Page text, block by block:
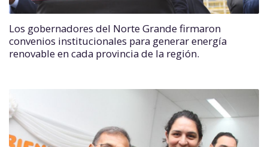
Los gobernadores del Norte Grande firmaron
convenios institucionales para generar energía
renovable en cada provincia de la región.